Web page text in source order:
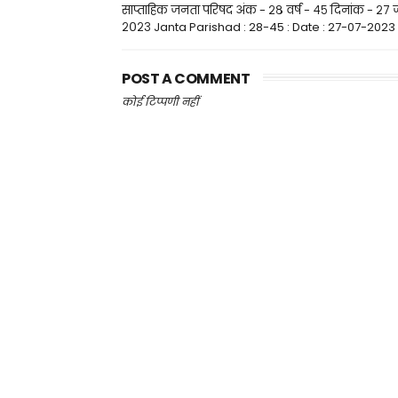
साप्ताहिक जनता परिषद अंक - २८ वर्ष - ४५ दिनांक -
२०२३ Janta Parishad : 28-45 : Date : 27-07-2023
POST A COMMENT
कोई टिप्पणी नहीं